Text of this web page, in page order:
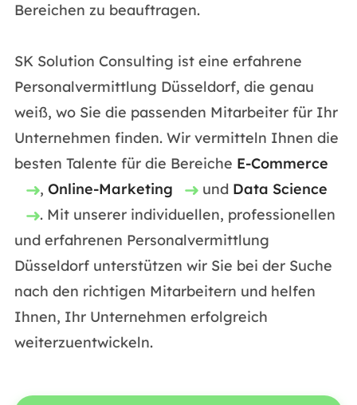
Bereichen zu beauftragen.
SK Solution Consulting ist eine erfahrene
Personalvermittlung Düsseldorf, die genau
weiß, wo Sie die passenden Mitarbeiter für Ihr
Unternehmen finden. Wir vermitteln Ihnen die
besten Talente für die Bereiche E-Commerce
, Online-Marketing und Data Science
. Mit unserer individuellen, professionellen
und erfahrenen Personalvermittlung
Düsseldorf unterstützen wir Sie bei der Suche
nach den richtigen Mitarbeitern und helfen
Ihnen, Ihr Unternehmen erfolgreich
weiterzuentwickeln.